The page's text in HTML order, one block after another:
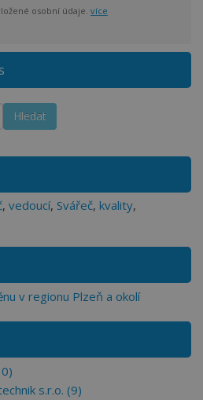
osobní údaje. více
, vedoucí, Svářeč, kvality,
v regionu Plzeň a okolí
s.r.o. (9)